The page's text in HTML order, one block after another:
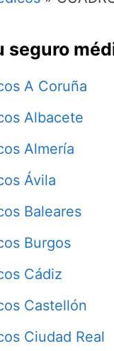
seguro
A Coruña
Albacete
Almería
Ávila
Baleares
Burgos
Cádiz
Castellón
Ciudad Real